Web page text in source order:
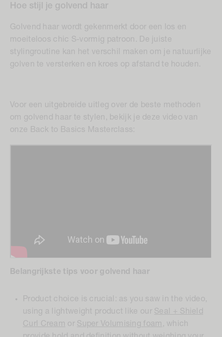
Hoe stijl je golvend haar
Golvend haar wordt gekenmerkt door een los en
moeiteloos chic S-vormig patroon. De juiste
stylingroutine kan het verschil maken om je natuurlijke
golven te versterken en kroes op afstand te houden.
Voor een uitgebreide uitleg over de beste methoden
om golvend haar te stylen, bekijk je deze video van
onze Back to Basics Masterclass:
Belangrijkste tips voor golvend haar
Product choice is crucial: as you saw in the video,
using a lightweight product like our Seal + Shield
Curl Cream or Super Volumising foam , which